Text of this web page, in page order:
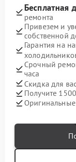
Бесплатная
ремонта
Привезем и
собственной
Гарантия на
Срочный
часа
Скидка для
Получите